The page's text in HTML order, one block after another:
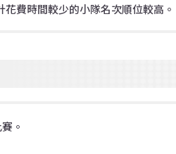
費時間較少的小隊名次順位較高。
。